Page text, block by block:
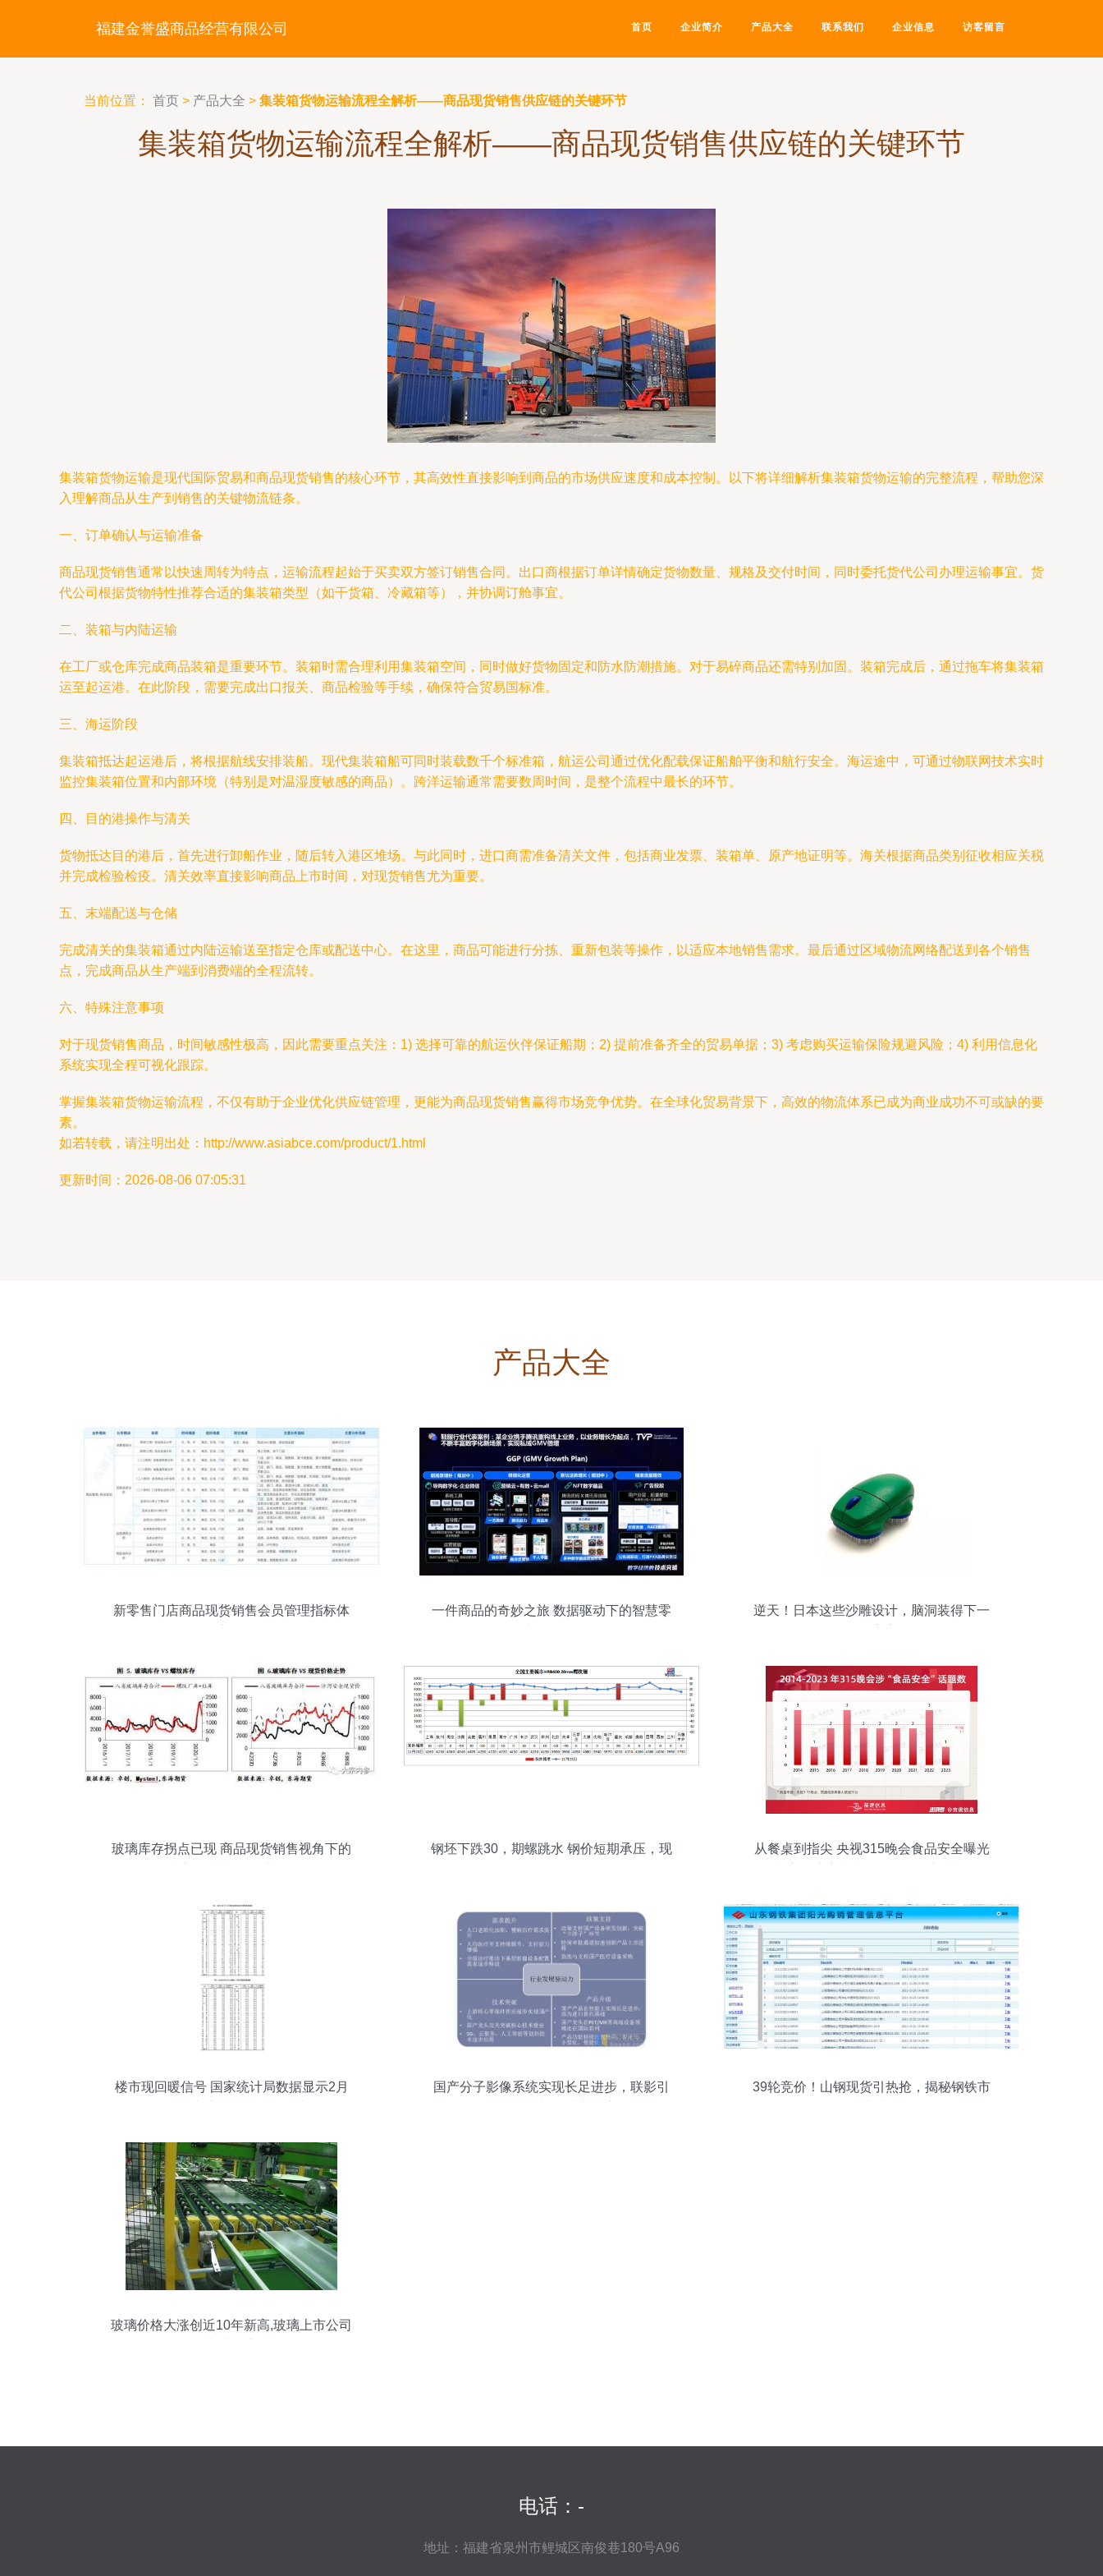
福建金誉盛商品经营有限公司 首页 企业简介 产品大全 联系我们 企业信息 访客留言
当前位置： 首页 > 产品大全 > 集装箱货物运输流程全解析——商品现货销售供应链的关键环节
集装箱货物运输流程全解析——商品现货销售供应链的关键环节
集装箱货物运输是现代国际贸易和商品现货销售的核心环节，其高效性直接影响到商品的市场供应速度和成本控制。以下将详细解析集装箱货物运输的完整流程，帮助您深
入理解商品从生产到销售的关键物流链条。
一、订单确认与运输准备
商品现货销售通常以快速周转为特点，运输流程起始于买卖双方签订销售合同。出口商根据订单详情确定货物数量、规格及交付时间，同时委托货代公司办理运输事宜。货
代公司根据货物特性推荐合适的集装箱类型（如干货箱、冷藏箱等），并协调订舱事宜。
二、装箱与内陆运输
在工厂或仓库完成商品装箱是重要环节。装箱时需合理利用集装箱空间，同时做好货物固定和防水防潮措施。对于易碎商品还需特别加固。装箱完成后，通过拖车将集装箱
运至起运港。在此阶段，需要完成出口报关、商品检验等手续，确保符合贸易国标准。
三、海运阶段
集装箱抵达起运港后，将根据航线安排装船。现代集装箱船可同时装载数千个标准箱，航运公司通过优化配载保证船舶平衡和航行安全。海运途中，可通过物联网技术实时
监控集装箱位置和内部环境（特别是对温湿度敏感的商品）。跨洋运输通常需要数周时间，是整个流程中最长的环节。
四、目的港操作与清关
货物抵达目的港后，首先进行卸船作业，随后转入港区堆场。与此同时，进口商需准备清关文件，包括商业发票、装箱单、原产地证明等。海关根据商品类别征收相应关税
并完成检验检疫。清关效率直接影响商品上市时间，对现货销售尤为重要。
五、末端配送与仓储
完成清关的集装箱通过内陆运输送至指定仓库或配送中心。在这里，商品可能进行分拣、重新包装等操作，以适应本地销售需求。最后通过区域物流网络配送到各个销售
点，完成商品从生产端到消费端的全程流转。
六、特殊注意事项
对于现货销售商品，时间敏感性极高，因此需要重点关注：1) 选择可靠的航运伙伴保证船期；2) 提前准备齐全的贸易单据；3) 考虑购买运输保险规避风险；4) 利用信息化
系统实现全程可视化跟踪。
掌握集装箱货物运输流程，不仅有助于企业优化供应链管理，更能为商品现货销售赢得市场竞争优势。在全球化贸易背景下，高效的物流体系已成为商业成功不可或缺的要
素。
如若转载，请注明出处：http://www.asiabce.com/product/1.html
更新时间：2026-08-06 07:05:31
产品大全
新零售门店商品现货销售会员管理指标体
一件商品的奇妙之旅 数据驱动下的智慧零
逆天！日本这些沙雕设计，脑洞装得下一
玻璃库存拐点已现 商品现货销售视角下的
钢坯下跌30，期螺跳水 钢价短期承压，现
从餐桌到指尖 央视315晚会食品安全曝光
楼市现回暖信号 国家统计局数据显示2月
国产分子影像系统实现长足进步，联影引
39轮竞价！山钢现货引热抢，揭秘钢铁市
玻璃价格大涨创近10年新高,玻璃上市公司
电话：-
地址：福建省泉州市鲤城区南俊巷180号A96